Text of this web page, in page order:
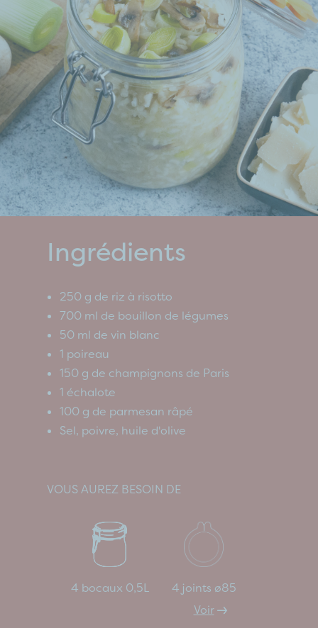
Ingrédients
250 g de riz à risotto
700 ml de bouillon de légumes
50 ml de vin blanc
1 poireau
150 g de champignons de Paris
1 échalote
100 g de parmesan râpé
Sel, poivre, huile d'olive
VOUS AUREZ BESOIN DE
4 bocaux 0,5L
4 joints ø85
Voir